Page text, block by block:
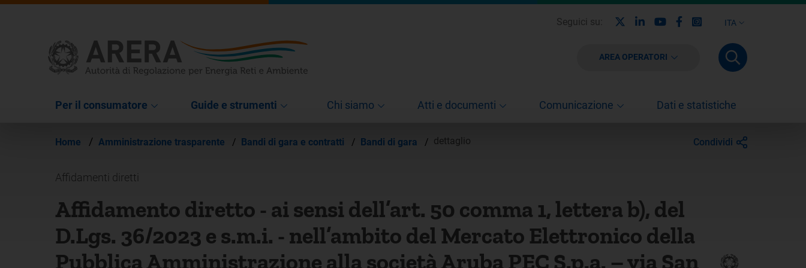
ITA
Seguici su: LinkedinYoutubeFacebook
Instagram
AREA OPERATORI
Per il consumatore Guide e strumenti Chi siamo Atti e documenti Comunicazione Dati e statistiche
Home / Amministrazione trasparente / Bandi di gara e contratti / Bandi di gara / dettaglio Condividi
Affidamenti diretti
Affidamento diretto - ai sensi dell’art. 50 comma 1, lettera b), del
D.Lgs. 36/2023 e s.m.i. - nell’ambito del Mercato Elettronico della
Pubblica Amministrazione alla società Aruba PEC S.p.a. – via San